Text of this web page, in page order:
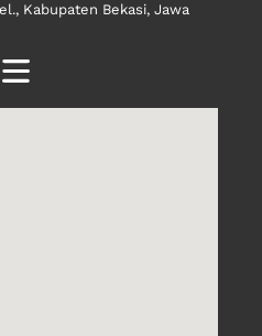
Kabupaten Bekasi, Jawa